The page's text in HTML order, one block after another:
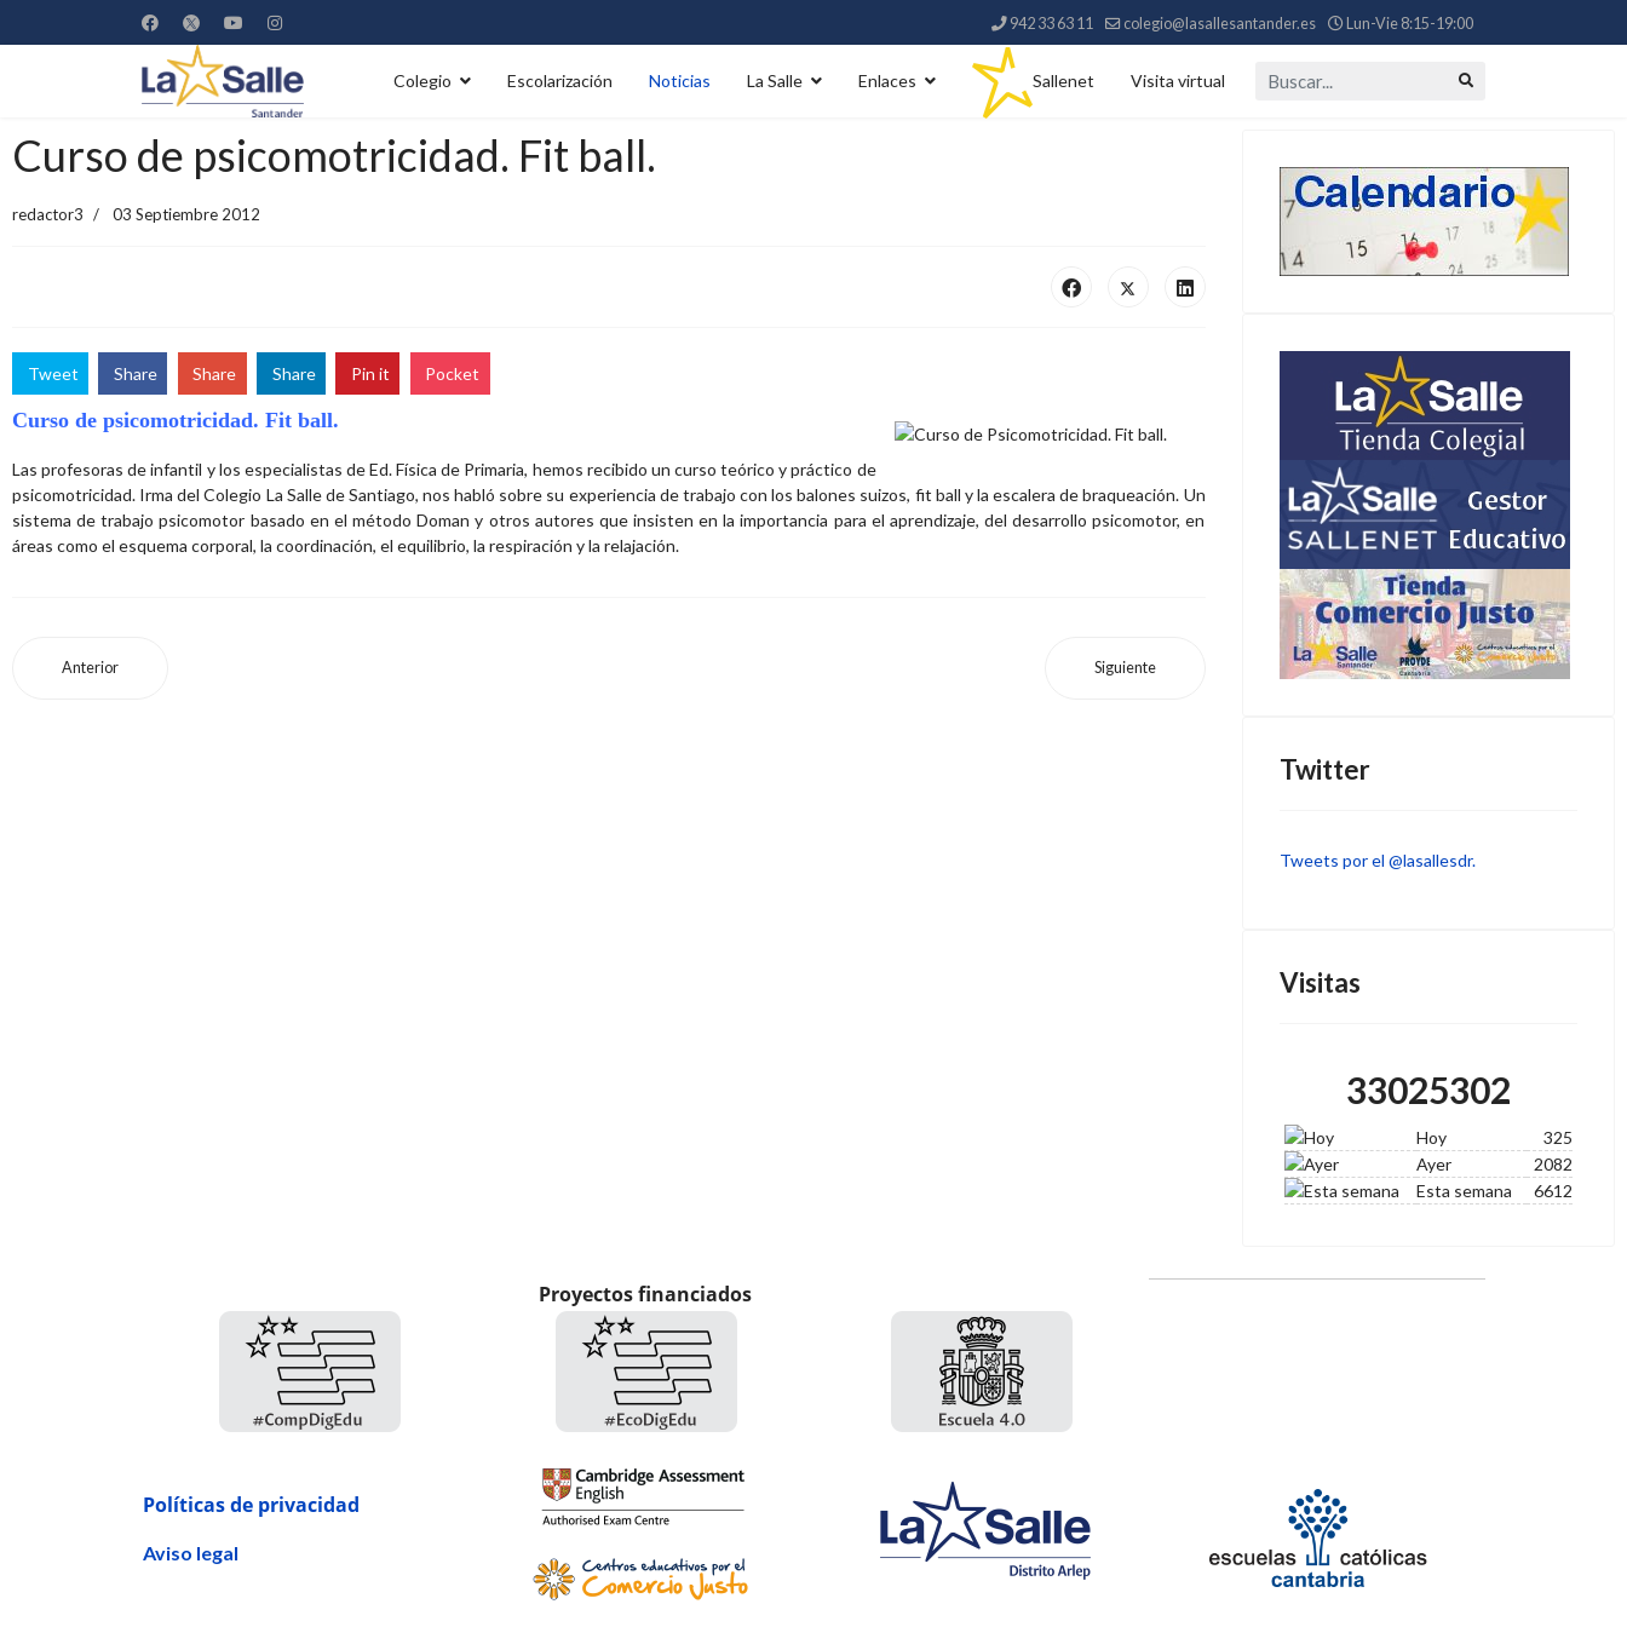
942 33 63 11 colegio@lasallesantander.es Lun-Vie 8:15-19:00
Colegio Escolarización Noticias La Salle Enlaces Sallenet Visita virtual Buscar...
Curso de psicomotricidad. Fit ball.
redactor3 03 Septiembre 2012
Tweet Share Share Share Pin it Pocket
Curso de psicomotricidad. Fit ball.
Las profesoras de infantil y los especialistas de Ed. Física de Primaria, hemos recibido un curso teórico y práctico de
psicomotricidad. Irma del Colegio La Salle de Santiago, nos habló sobre su experiencia de trabajo con los balones suizos, fit ball y la escalera de braqueación. Un
sistema de trabajo psicomotor basado en el método Doman y otros autores que insisten en la importancia para el aprendizaje, del desarrollo psicomotor, en
áreas como el esquema corporal, la coordinación, el equilibrio, la respiración y la relajación.
Anterior Siguiente
Twitter
Tweets por el @lasallesdr.
Visitas
33025302
Hoy
325
Ayer
2082
Esta semana
6612
Proyectos financiados
Políticas de privacidad
Aviso legal